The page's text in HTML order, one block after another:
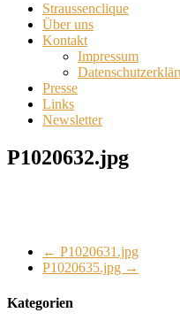
Straussenclique
Über uns
Kontakt
Impressum
Presse
Links
Newsletter
P1020632.jpg
← P1020631.jpg
P1020635.jpg →
Kategorien